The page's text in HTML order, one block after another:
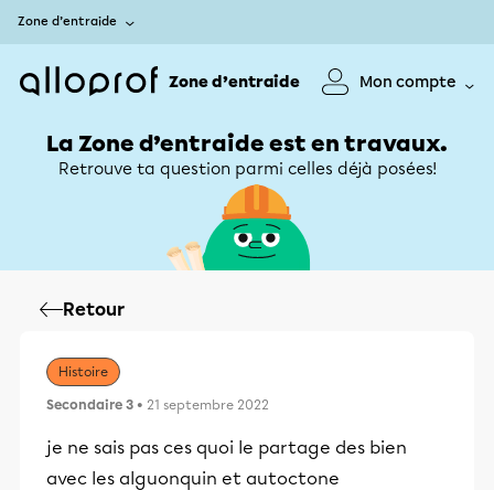
Zone d’entraide
Zone d’entraide Mon compte
La Zone d’entraide est en travaux.
Retrouve ta question parmi celles déjà posées!
Retour
Histoire
Secondaire 3 • 21 septembre 2022
je ne sais pas ces quoi le partage des bien
avec les alguonquin et autoctone